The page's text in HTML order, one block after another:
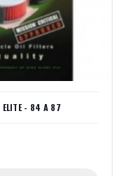
ELITE - 84 A 87